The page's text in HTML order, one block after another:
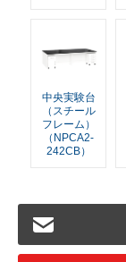
中央実験台
（スチール
フレーム）
（NPCA2-
242CB）